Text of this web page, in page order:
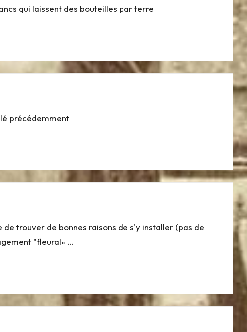
qui laissent des bouteilles par terre
précédemment
trouver de bonnes raisons de s'y installer (pas de
"fleural» …